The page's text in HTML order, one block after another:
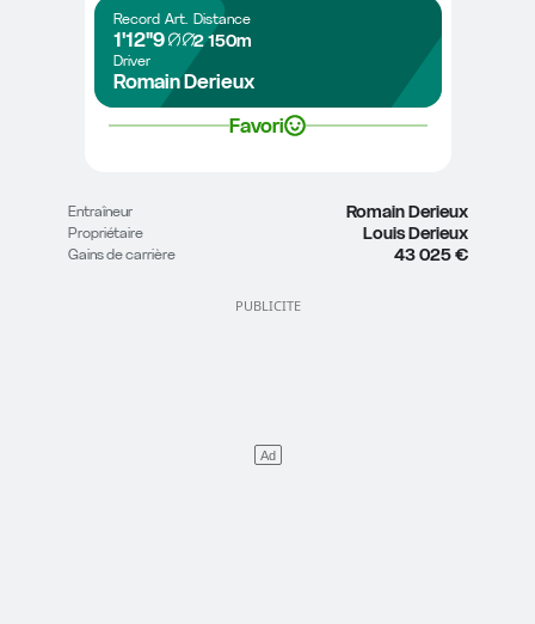
Record
1'12"9
Art. Distance
2 150m
Driver
Romain Derieux
Favori
Entraîneur Romain Derieux
Propriétaire Louis Derieux
Gains de carrière 43 025 €